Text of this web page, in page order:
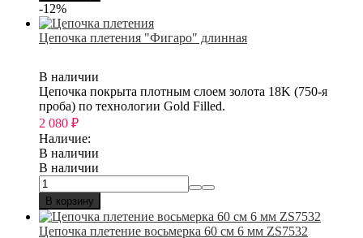
-12%
Цепочка плетения "Фигаро" длинная
В наличии
Цепочка покрыта плотным слоем золота 18K (750-я
проба) по технологии Gold Filled.
2 080 ₽
Наличие:
В наличии
В наличии
В корзину
Цепочка плетение восьмерка 60 см 6 мм ZS7532